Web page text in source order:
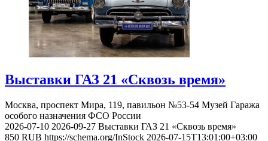
Выставки ГАЗ 21 «Сквозь время»
Москва, проспект Мира, 119, павильон №53-54 Музей Гаража
особого назначения ФСО России
2026-07-10 2026-09-27 Выставки ГАЗ 21 «Сквозь время»
850 RUB https://schema.org/InStock 2026-07-15T13:01:00+03:00